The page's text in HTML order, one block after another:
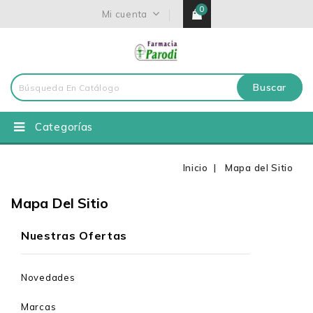
Mi cuenta 0
Buscar
Categorías
Inicio Mapa del Sitio
Mapa Del Sitio
Nuestras Ofertas
Novedades
Marcas